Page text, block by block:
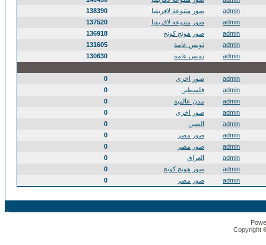
admin
صور متنوعة لافريقيا
138390
admin
صور متنوعة لافريقيا
137520
admin
صور هونج كونج
136918
admin
تونس عامة
131605
admin
تونس عامة 130630
admin صور اخرى
0
admin
فلسطين
0
admin
مدن عالمية
0
admin
صور اخرى
0
admin
الصين
0
admin
صور مصر
0
admin
صور مصر
0
admin
العراق
0
admin
صور هونج كونج
0
admin
صور مصر 0
Copyright